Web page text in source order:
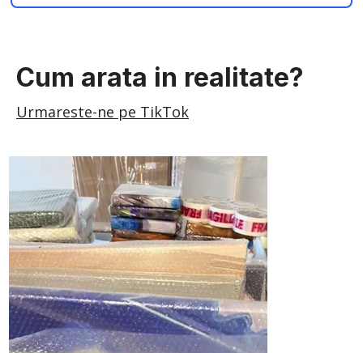
Cum arata in realitate?
Urmareste-ne pe TikTok